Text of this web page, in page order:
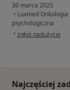
30 marca 2025
• Luxmed
psychologiczna
• w opinii
zgłoś nadużycie
Najczęściej